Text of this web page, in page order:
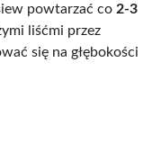
powtarzać co 2-3
liśćmi przez
się na głębokości